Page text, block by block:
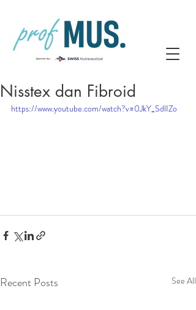
Nisstex dan Fibroid
https://www.youtube.com/watch?v=0JkY_SdlIZo
Recent Posts See All